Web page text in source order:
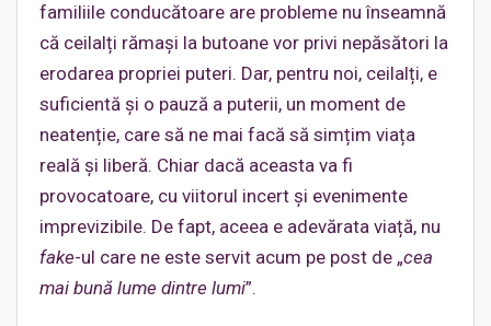
familiile conducătoare are probleme nu înseamnă
că ceilalți rămași la butoane vor privi nepăsători la
erodarea propriei puteri. Dar, pentru noi, ceilalți, e
suficientă și o pauză a puterii, un moment de
neatenție, care să ne mai facă să simțim viața
reală și liberă. Chiar dacă aceasta va fi
provocatoare, cu viitorul incert și evenimente
imprevizibile. De fapt, aceea e adevărata viață, nu
fake-ul care ne este servit acum pe post de „cea
mai bună lume dintre lumi”.